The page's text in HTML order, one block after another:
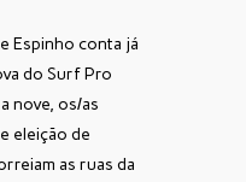
Espinho conta já
do Surf Pro
nove, os/as
eleição de
as ruas da